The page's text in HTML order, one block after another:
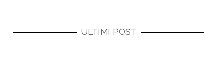
ULTIMI POST